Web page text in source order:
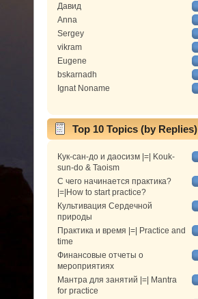
Давид
Anna
Sergey
vikram
Eugene
bskarnadh
Ignat Noname
Top 10 Topics (by Replies)
Кук-сан-до и даосизм |=| Kouk-
sun-do & Taoism
С чего начинается практика?
|=|How to start practice?
Культивация Сердечной
природы
Практика и время |=| Practice and
time
Финансовые отчеты о
мероприятиях
Мантра для занятий |=| Mantra
for practice